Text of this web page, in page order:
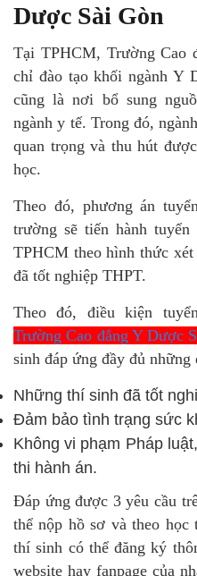
Dược Sài Gòn
Tại TPHCM, Trường Cao
chỉ đào tạo khối ngành Y
cũng là nơi bổ sung
ngành y tế. Trong đó,
quan trọng và thu hút
học.
Theo đó, phương án
trường sẽ tiến hành
TPHCM theo hình thức
đã tốt nghiệp THPT.
Theo đó, điều kiện
Trường Cao đẳng Y Dược
sinh đáp ứng đầy đủ những
Những thí sinh đã tốt
Đảm bảo tình trạng sức
Không vi phạm Pháp
thi hành án.
Đáp ứng được 3 yêu cầu
thể nộp hồ sơ và theo học
thí sinh có thể đăng ký
website hay fanpage của